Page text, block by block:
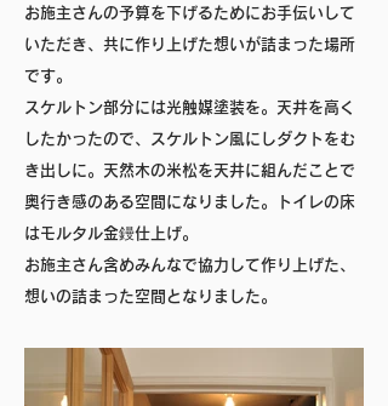
お施主さんの予算を下げるためにお手伝いして
いただき、共に作り上げた想いが詰まった場所
です。
スケルトン部分には光触媒塗装を。天井を高く
したかったので、スケルトン風にしダクトをむ
き出しに。天然木の米松を天井に組んだことで
奥行き感のある空間になりました。トイレの床
はモルタル金鏝仕上げ。
お施主さん含めみんなで協力して作り上げた、
想いの詰まった空間となりました。